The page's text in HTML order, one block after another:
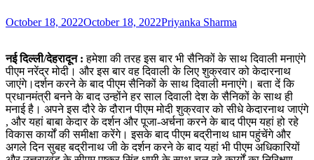
October 18, 2022October 18, 2022Priyanka Sharma
नई दिल्ली/देहरादून : हमेशा की तरह इस बार भी सैनिकों के साथ दिवाली मनाएंगे
पीएम नरेंद्र मोदी। और इस बार वह दिवाली के लिए शुक्रवार को केदारनाथ
जाएंगे।दर्शन करने के बाद पीएम सैनिकों के साथ दिवाली मनाएंगे। बता दें कि
प्रधानमंत्री बनने के बाद उन्होंने हर साल दिवाली देश के सैनिकों के साथ ही
मनाई है। अपने इस दौरे के दौरान पीएम मोदी शुक्रवार को सीधे केदारनाथ जाएंगे
, और यहां बाबा केदार के दर्शन और पूजा-अर्चना करने के बाद पीएम यहां हो रहे
विकास कार्यों की समीक्षा करेंगे। इसके बाद पीएम बद्रीनाथ धाम पहुंचेंगे और
अगले दिन सुबह बद्रीनाथ जी के दर्शन करने के बाद यहां भी पीएम अधिकारियों